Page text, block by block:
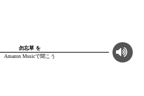
勿忘草 を
Amazon Musicで聞こう